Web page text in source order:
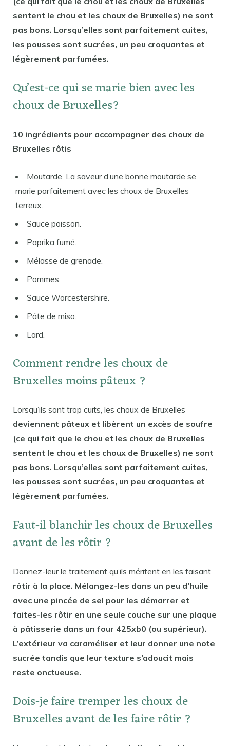
sentent le chou et les choux de Bruxelles) ne sont
pas bons. Lorsqu’elles sont parfaitement cuites,
les pousses sont sucrées, un peu croquantes et
légèrement parfumées.
Qu’est-ce qui se marie bien avec les
choux de Bruxelles?
10 ingrédients pour accompagner des choux de
Bruxelles rôtis
Moutarde. La saveur d’une bonne moutarde se
marie parfaitement avec les choux de Bruxelles
terreux.
Sauce poisson.
Paprika fumé.
Mélasse de grenade.
Pommes.
Sauce Worcestershire.
Pâte de miso.
Lard.
Comment rendre les choux de
Bruxelles moins pâteux ?
Lorsqu’ils sont trop cuits, les choux de Bruxelles
deviennent pâteux et libèrent un excès de soufre
(ce qui fait que le chou et les choux de Bruxelles
sentent le chou et les choux de Bruxelles) ne sont
pas bons. Lorsqu’elles sont parfaitement cuites,
les pousses sont sucrées, un peu croquantes et
légèrement parfumées.
Faut-il blanchir les choux de Bruxelles
avant de les rôtir ?
Donnez-leur le traitement qu’ils méritent en les faisant
rôtir à la place. Mélangez-les dans un peu d’huile
avec une pincée de sel pour les démarrer et
faites-les rôtir en une seule couche sur une plaque
à pâtisserie dans un four 425xb0 (ou supérieur).
L’extérieur va caraméliser et leur donner une note
sucrée tandis que leur texture s’adoucit mais
reste onctueuse.
Dois-je faire tremper les choux de
Bruxelles avant de les faire rôtir ?